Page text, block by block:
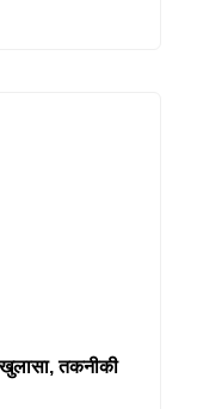
खुलासा, तकनीकी